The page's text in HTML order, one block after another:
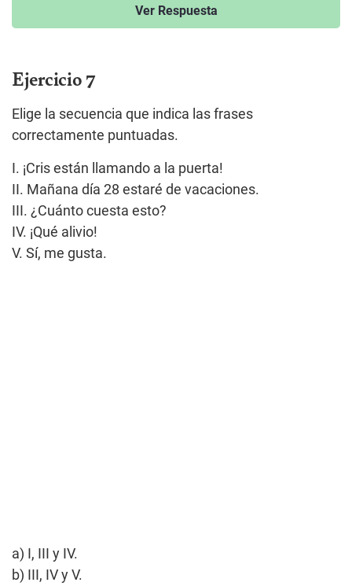
Ver Respuesta
Ejercicio 7
Elige la secuencia que indica las frases
correctamente puntuadas.
I. ¡Cris están llamando a la puerta!
II. Mañana día 28 estaré de vacaciones.
III. ¿Cuánto cuesta esto?
IV. ¡Qué alivio!
V. Sí, me gusta.
a) I, III y IV.
b) III, IV y V.